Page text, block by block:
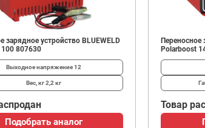
зарядное устройство BLUEWELD
100 807630
Выходное напряжение12
Вес, кг2,2 кг
Подобрать аналог
Переносное
Polarboost
Товар